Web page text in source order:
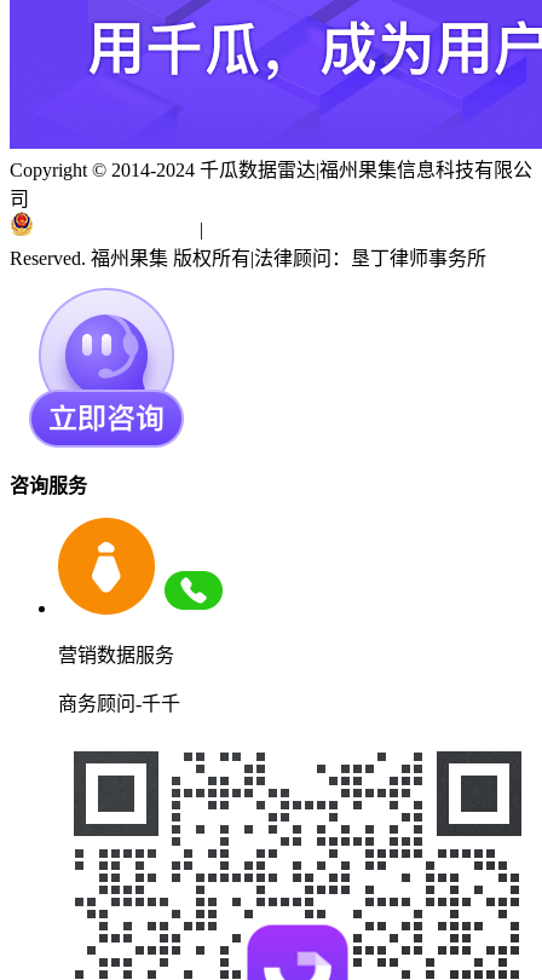
Copyright © 2014-2024 千瓜数据雷达|福州果集信息科技有限公
司
|
Reserved. 福州果集 版权所有|法律顾问：垦丁律师事务所
咨询服务
营销数据服务
商务顾问-千千